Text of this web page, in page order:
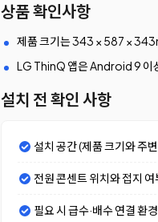
상품 확인사항
제품 크기는 343 × 587 ×
LG ThinQ 앱은 Android 9 이
설치 전 확인 사항
설치 공간 (제품 크기와 주
전원 콘센트 위치와 접지 여
필요 시 급수·배수 연결 환경